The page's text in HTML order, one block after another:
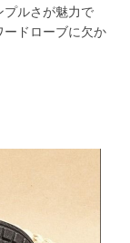
プルさが魅力で
ードローブに欠か